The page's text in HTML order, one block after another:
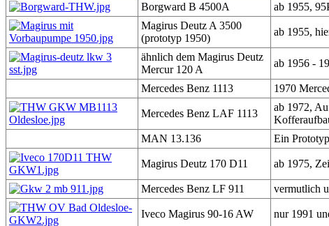
Borgward B 4500A
ab 1955,
Magirus Deutz A 3500
(prototyp 1950)
ab 1955,
ähnlich dem Magirus Deutz
Mercur 120 A
ab 1956 -
Mercedes Benz 1113 1970
Mercedes Benz LAF 1113
ab 1972,
MAN 13.136
Ein
Magirus Deutz 170 D11 ab 1975,
Mercedes Benz LF 911 vermutlich
Iveco Magirus 90-16 AW nur 1991